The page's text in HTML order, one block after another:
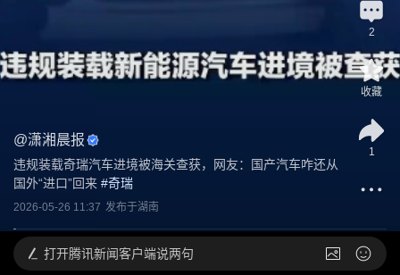
@潇湘晨报
违规装载奇瑞汽车进境被海关查获，网友：国产汽车咋还从
国外“进口”回来 #奇瑞
2026-05-26 11:37 发布于湖南
2
收藏
1
打开腾讯新闻客户端说两句